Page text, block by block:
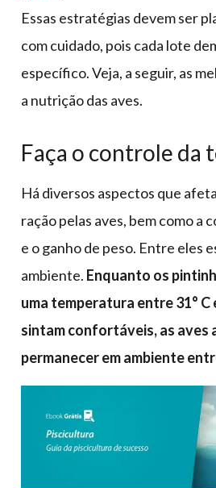
Essas estratégias devem ser
com cuidado, pois cada lote
específico. Veja, a seguir, as
a nutrição das aves.
Faça o controle da
Há diversos aspectos que
ração pelas aves, bem como a
e o ganho de peso. Entre eles
ambiente. Enquanto os
uma temperatura entre 31° C
sintam confortáveis, as aves
permanecer em ambiente